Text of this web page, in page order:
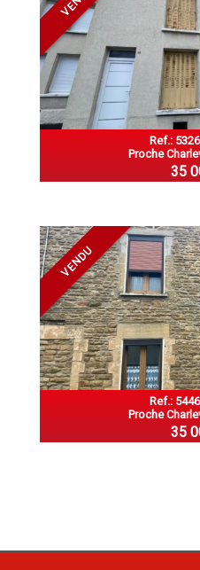
Ref.:
Proche
35
VENDU
Ref.:
Proche
35